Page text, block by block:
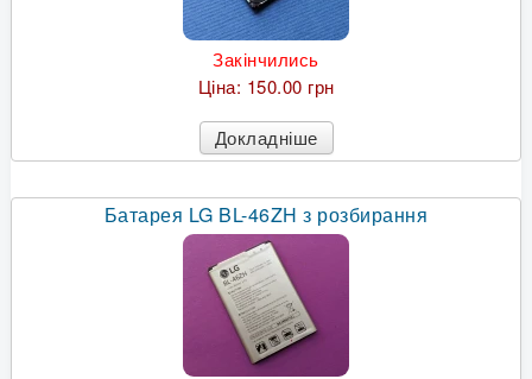
Закінчились
Ціна: 150.00 грн
Докладніше
Батарея LG BL-46ZH з розбирання